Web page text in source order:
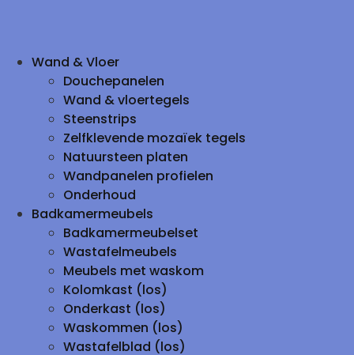
Wand & Vloer
Douchepanelen
Wand & vloertegels
Steenstrips
Zelfklevende mozaïek tegels
Natuursteen platen
Wandpanelen profielen
Onderhoud
Badkamermeubels
Badkamermeubelset
Wastafelmeubels
Meubels met waskom
Kolomkast (los)
Onderkast (los)
Waskommen (los)
Wastafelblad (los)